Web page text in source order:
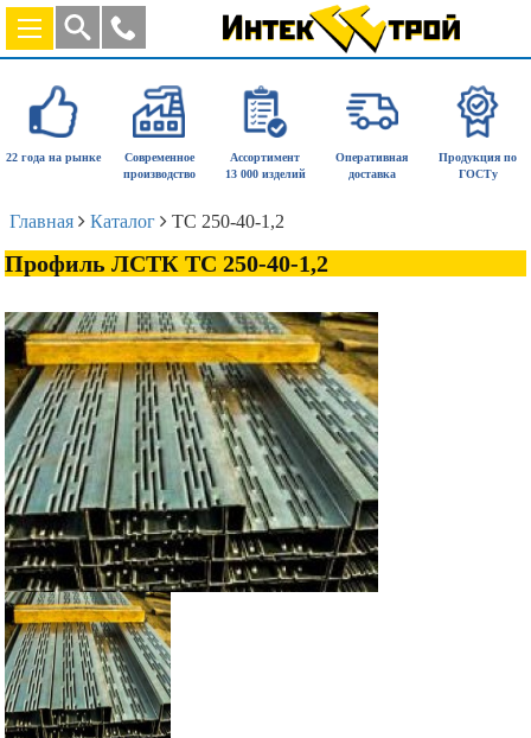
22 года на рынке
Современное
производство
Ассортимент
13 000 изделий
Оперативная
доставка
Продукция по
ГОСТу
Главная Каталог ТС 250-40-1,2
Профиль ЛСТК ТС 250-40-1,2